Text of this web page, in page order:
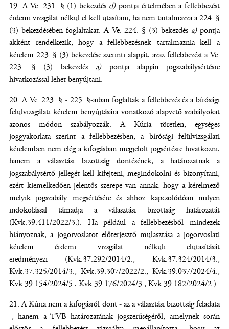
A Ve. 231. § (1) bekezdés d)pontja értelmében a fellebbezést
érdemi vizsgálat nélkül el kell utasítani, ha nem tartalmazza a 224. §
(3) bekezdésében foglaltakat. A Ve. 224. § (3) bekezdés a)pontja
akként rendelkezik, hogy a fellebbezésnek tartalmaznia kell a
kérelem 223. § (3) bekezdése szerinti alapját, azaz fellebbezést a Ve.
223. § (3) bekezdés a)pontja alapján jogszabálysértésre
hivatkozással lehet benyújtani.
A Ve. 223. § - 225. §-aiban foglaltak a fellebbezés és a bírósági
felülvizsgálati kérelem benyújtására vonatkozó alapvető szabályokat
azonos módon szabályozzák. A Kúria töretlen, egységes
joggyakorlata szerint a fellebbezésben, a bírósági felülvizsgálati
kérelemben nem elég a kifogásban megjelölt jogsértésre hivatkozni,
hanem a választási bizottság döntésének, a határozatnak a
jogszabálysértő jellegét kell kifejteni, megindokolni és bizonyítani,
ezért kiemelkedően jelentős szerepe van annak, hogy a kérelmező
melyik jogszabály megsértésére és ahhoz kapcsolódóan milyen
indokolással támadja a választási bizottság határozatát
(Kvk.39.411/2022/3.). Ha például a fellebbezésből mindezek
hiányoznak, a jogorvoslatot előterjesztő mulasztása a jogorvoslati
kérelem érdemi vizsgálat nélküli elutasítását
eredményezi (Kvk.37.292/2014/2., Kvk.37.324/2014/3.,
Kvk.37.325/2014/3., Kvk.39.307/2022/2., Kvk.39.037/2024/4.,
Kvk.39.154/2024/5., Kvk.39.176/2024/3., Kvk.39.182/2024/2.).
A Kúria nem a kifogásról dönt - az a választási bizottság feladata
-, hanem a TVB határozatának jogszerűségéről, amelynek során